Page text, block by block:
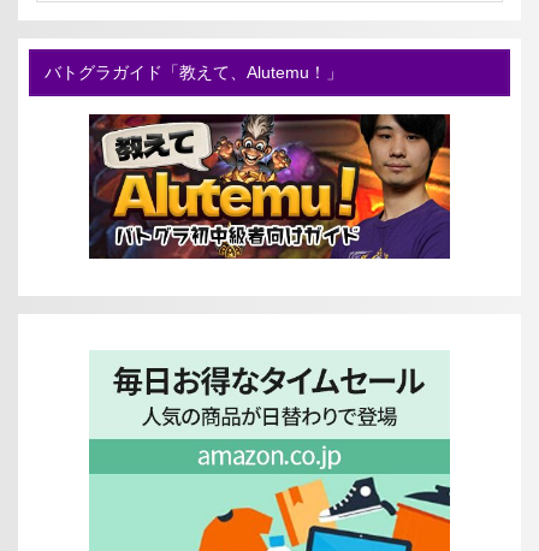
バトグラガイド「教えて、Alutemu！」